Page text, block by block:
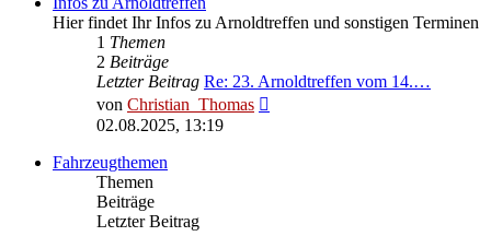
Hier findet Ihr Infos zu Arnoldtreffen und sonstigen Terminen
1 Themen
2 Beiträge
Letzter Beitrag Re: 23. Arnoldtreffen vom 14.…
von Christian_Thomas
02.08.2025, 13:19
Fahrzeugthemen
Themen
Beiträge
Letzter Beitrag